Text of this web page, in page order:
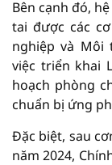
Bên cạnh đó,
tai được các
nghiệp và Môi
việc triển khai
hoạch phòng
chuẩn bị ứng
Đặc biệt, sau
năm 2024,